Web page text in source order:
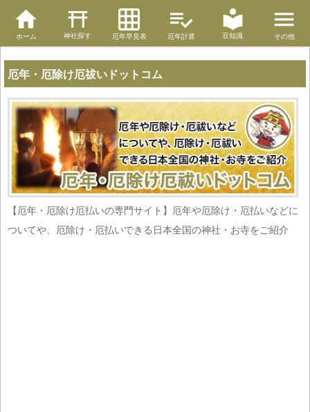
ホーム 神社探す 厄年早見表 厄年計算 豆知識 その他
厄年・厄除け厄祓いドットコム
【厄年・厄除け厄払いの専門サイト】厄年や厄除け・厄払いなどに
ついてや、厄除け・厄払いできる日本全国の神社・お寺をご紹介